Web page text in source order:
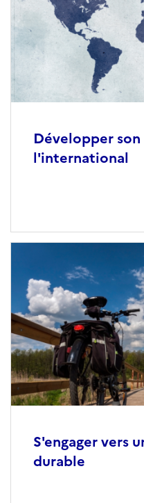
Développer
l'international
S'engager vers
durable